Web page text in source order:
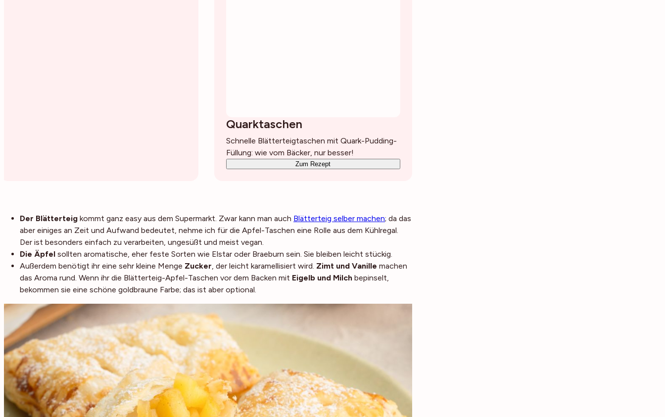
Quarktaschen
Schnelle Blätterteigtaschen mit Quark-Pudding-
Füllung: wie vom Bäcker, nur besser!
Zum Rezept
Der Blätterteig kommt ganz easy aus dem Supermarkt. Zwar kann man auch Blätterteig selber machen; da das
aber einiges an Zeit und Aufwand bedeutet, nehme ich für die Apfel-Taschen eine Rolle aus dem Kühlregal.
Der ist besonders einfach zu verarbeiten, ungesüßt und meist vegan.
Die Äpfel sollten aromatische, eher feste Sorten wie Elstar oder Braeburn sein. Sie bleiben leicht stückig.
Außerdem benötigt ihr eine sehr kleine Menge Zucker, der leicht karamellisiert wird. Zimt und Vanille machen
das Aroma rund. Wenn ihr die Blätterteig-Apfel-Taschen vor dem Backen mit Eigelb und Milch bepinselt,
bekommen sie eine schöne goldbraune Farbe; das ist aber optional.